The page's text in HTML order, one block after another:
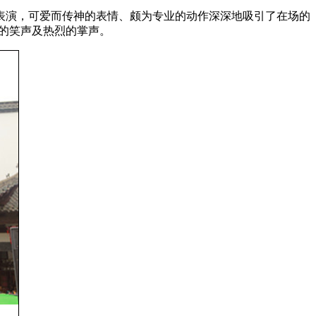
，可爱而传神的表情、颇为专业的动作深深地吸引了在场的
声及热烈的掌声。